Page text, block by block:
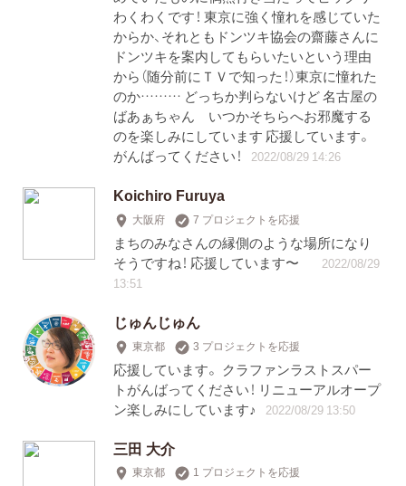
わくわくです！ 東京に強く憧れを感じていた
からか、それともドンツキ協会の齋藤さんに
ドンツキを案内してもらいたいという理由
から（随分前にＴＶで知った！）東京に憧れた
のか……… どっちか判らないけど 名古屋の
ばあぁちゃん いつかそちらへお邪魔する
のを楽しみにしています 応援しています。
がんばってください！
2022/08/29 14:26
Koichiro Furuya
大阪府 7 プロジェクトを応援
まちのみなさんの縁側のような場所になり
そうですね！ 応援しています〜
2022/08/29
13:51
じゅんじゅん
東京都 3 プロジェクトを応援
応援しています。 クラファンラストスパー
トがんばってください！ リニューアルオープ
ン楽しみにしています♪
2022/08/29 13:50
三田 大介
東京都 1 プロジェクトを応援